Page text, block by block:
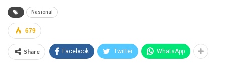
Nasional
679
Share Facebook Twitter WhatsApp